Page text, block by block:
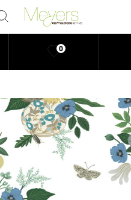
Millions of people around
world visit Envato to buy and
creative assets, use smart
templates, learn creative skills
even hire freelancers. With an
industry-leading marketplace
0